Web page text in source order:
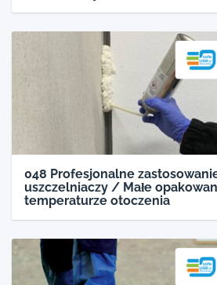
048 Profesjonalne
uszczelniaczy / Małe
temperaturze otoczenia